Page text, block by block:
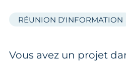
RÉUNION D'INFORMATION
Vous avez un projet